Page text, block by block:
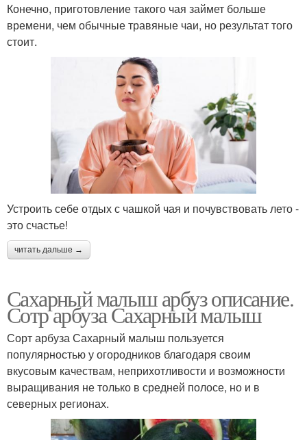
Конечно, приготовление такого чая займет больше
времени, чем обычные травяные чаи, но результат того
стоит.
Устроить себе отдых с чашкой чая и почувствовать лето -
это счастье!
читать дальше →
Сахарный малыш арбуз описание.
Сотр арбуза Сахарный малыш
Сорт арбуза Сахарный малыш пользуется
популярностью у огородников благодаря своим
вкусовым качествам, неприхотливости и возможности
выращивания не только в средней полосе, но и в
северных регионах.